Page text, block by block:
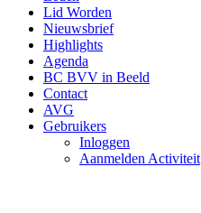
Lid Worden
Nieuwsbrief
Highlights
Agenda
BC BVV in Beeld
Contact
AVG
Gebruikers
Inloggen
Aanmelden Activiteit